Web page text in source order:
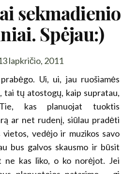
sekmadienio
Spėjau:)
lapkričio, 2011
Ui, ui, jau ruošiamės
tai tų atostogų, kaip supratau,
Tie, kas planuojat tuoktis
ar net rudenį, siūlau pradėti
vedėjo ir muzikos savo
bus galvos skausmo ir būsit
ne kas liko, o ko norėjot. Jei